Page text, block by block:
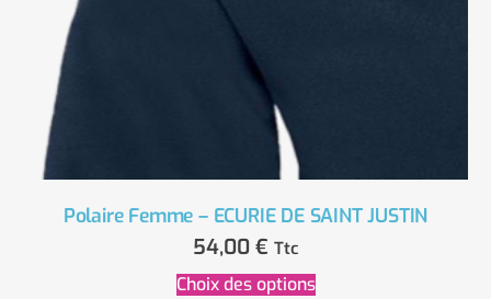
Polaire Femme – ECURIE DE SAINT JUSTIN
54,00 € Ttc
Choix des options